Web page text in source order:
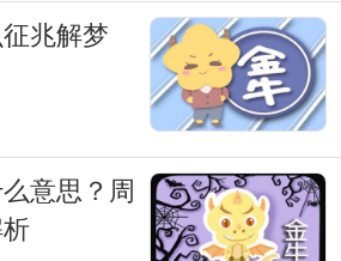
兆解梦
意思？周